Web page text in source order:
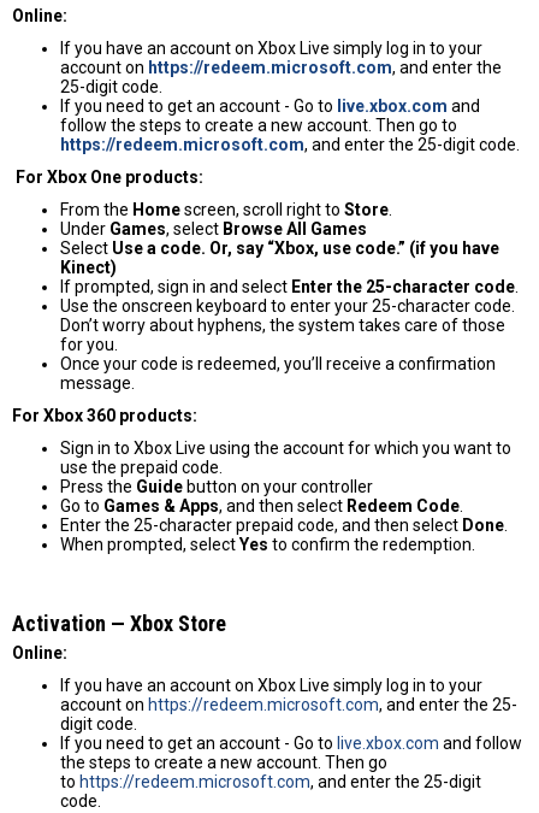
Online:
If you have an account on Xbox Live simply log in to your
account on https://redeem.microsoft.com, and enter the
25-digit code.
If you need to get an account - Go to live.xbox.com and
follow the steps to create a new account. Then go to
https://redeem.microsoft.com, and enter the 25-digit code.
For Xbox One products:
From the Homescreen, scroll right to Store.
Under Games, select Browse All Games
Select Use a code. Or, say “Xbox, use code.” (if you have
Kinect)
If prompted, sign in and select Enter the 25-character code.
Use the onscreen keyboard to enter your 25-character code.
Don’t worry about hyphens, the system takes care of those
for you.
Once your code is redeemed, you’ll receive a confirmation
message.
For Xbox 360 products:
Sign in to Xbox Live using the account for which you want to
use the prepaid code.
Press the Guide button on your controller
Go to Games & Apps, and then select Redeem Code.
Enter the 25-character prepaid code, and then select Done.
When prompted, selectYes to confirm the redemption.
Activation — Хbox Store
Online:
If you have an account on Xbox Live simply log in to your
account on https://redeem.microsoft.com, and enter the 25-
digit code.
If you need to get an account - Go to live.xbox.com and follow
the steps to create a new account. Then go
to https://redeem.microsoft.com, and enter the 25-digit
code.